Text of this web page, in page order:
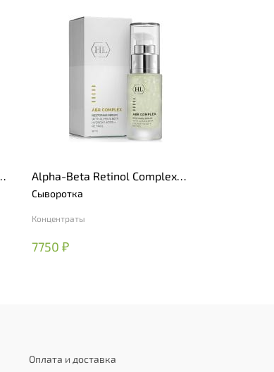
Alpha-Beta Retinol Complex
Restoring Serum
Сыворотка
Концентраты
7750 ₽
Оплата и доставка